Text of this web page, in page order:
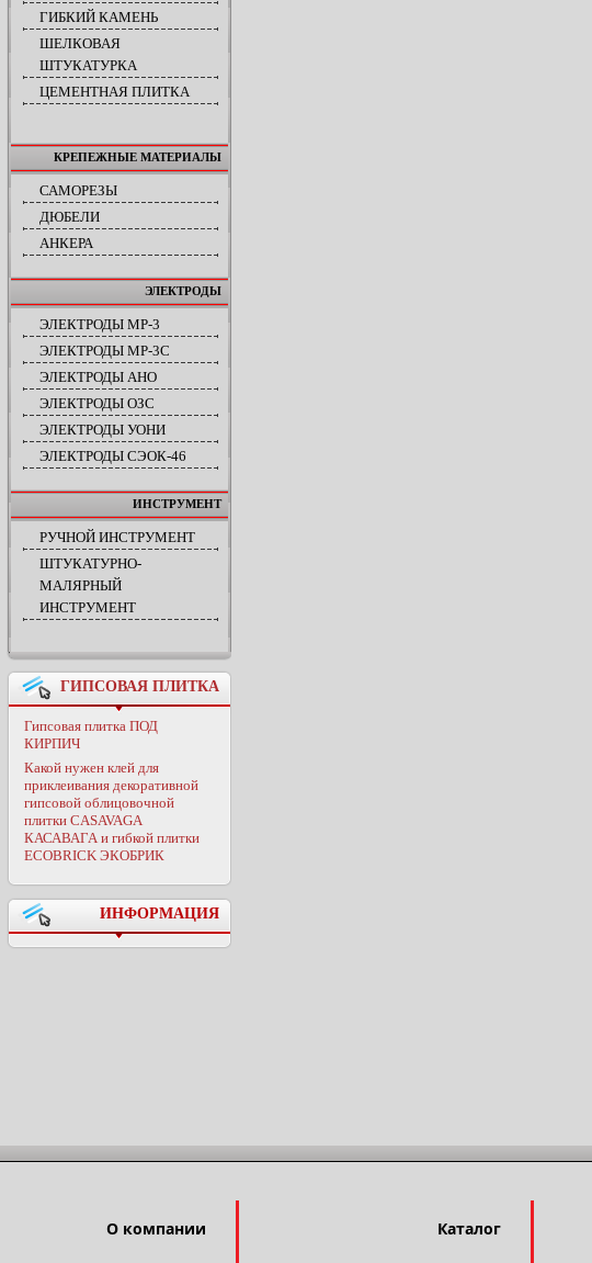
ГИБКИЙ КАМЕНЬ
ШЕЛКОВАЯ
ШТУКАТУРКА
ЦЕМЕНТНАЯ ПЛИТКА
КРЕПЕЖНЫЕ МАТЕРИАЛЫ
САМОРЕЗЫ
ДЮБЕЛИ
АНКЕРА
ЭЛЕКТРОДЫ
ЭЛЕКТРОДЫ МР-3
ЭЛЕКТРОДЫ МР-3С
ЭЛЕКТРОДЫ АНО
ЭЛЕКТРОДЫ ОЗС
ЭЛЕКТРОДЫ УОНИ
ЭЛЕКТРОДЫ СЭОК-46
ИНСТРУМЕНТ
РУЧНОЙ ИНСТРУМЕНТ
ШТУКАТУРНО-
МАЛЯРНЫЙ
ИНСТРУМЕНТ
ГИПСОВАЯ ПЛИТКА
Гипсовая плитка ПОД
КИРПИЧ
Какой нужен клей для
приклеивания декоративной
гипсовой облицовочной
плитки CASAVAGA
КАСАВАГА и гибкой плитки
ECOBRICK ЭКОБРИК
ИНФОРМАЦИЯ
О компании Каталог